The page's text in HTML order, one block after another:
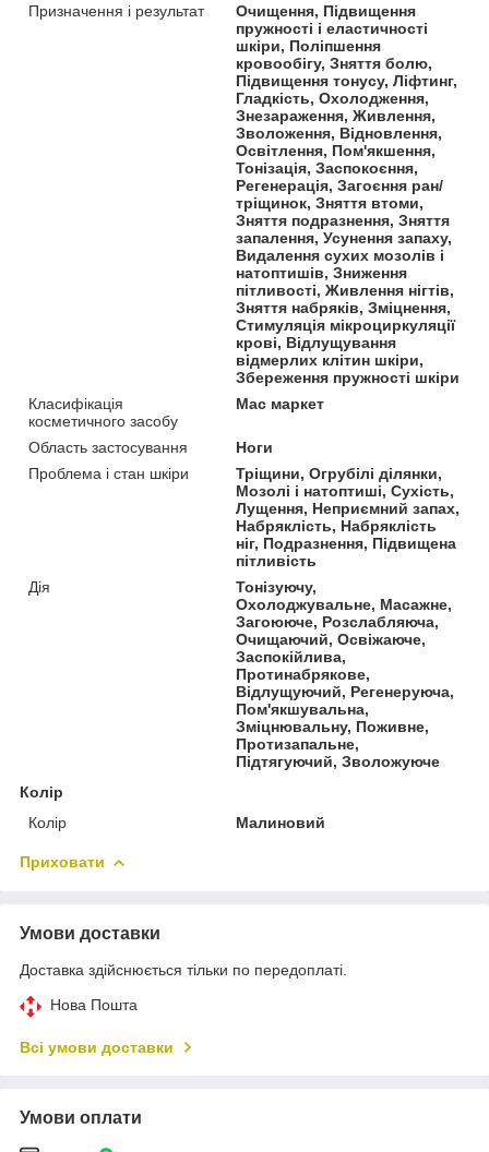
Призначення і результат
Очищення, Підвищення
пружності і еластичності
шкіри, Поліпшення
кровообігу, Зняття болю,
Підвищення тонусу, Ліфтинг,
Гладкість, Охолодження,
Знезараження, Живлення,
Зволоження, Відновлення,
Освітлення, Пом'якшення,
Тонізація, Заспокоєння,
Регенерація, Загоєння ран/
тріщинок, Зняття втоми,
Зняття подразнення, Зняття
запалення, Усунення запаху,
Видалення сухих мозолів і
натоптишів, Зниження
пітливості, Живлення нігтів,
Зняття набряків, Зміцнення,
Стимуляція мікроциркуляції
крові, Відлущування
відмерлих клітин шкіри,
Збереження пружності шкіри
Класифікація
косметичного засобу
Мас маркет
Область застосування
Ноги
Проблема і стан шкіри
Тріщини, Огрубілі ділянки,
Мозолі і натоптиші, Сухість,
Лущення, Неприємний запах,
Набряклість, Набряклість
ніг, Подразнення, Підвищена
пітливість
Дія
Тонізуючу,
Охолоджувальне, Масажне,
Загоююче, Розслабляюча,
Очищаючий, Освіжаюче,
Заспокійлива,
Протинабрякове,
Відлущуючий, Регенеруюча,
Пом'якшувальна,
Зміцнювальну, Поживне,
Протизапальне,
Підтягуючий, Зволожуюче
Колір
Колір
Малиновий
Приховати
Умови доставки
Доставка здійснюється тільки по передоплаті.
Нова Пошта
Всі умови доставки
Умови оплати